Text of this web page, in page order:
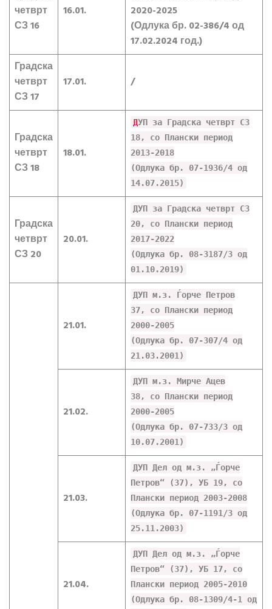
четврт
СЗ 16
16.01.
2020-2025
(Одлука бр. 02-386/4 од
17.02.2024 год.)
Градска
четврт
СЗ 17
17.01. /
Градска
четврт
СЗ 18
18.01.
ДУП за Градска четврт СЗ
18, со Плански период
2013-2018
(Одлука бр. 07-1936/4 од
14.07.2015)
Градска
четврт
СЗ 20
20.01.
ДУП за Градска четврт СЗ
20, со Плански период
2017-2022
(Одлука бр. 08-3187/3 од
01.10.2019)
21.01.
ДУП м.з. Ѓорче Петров
37, со Плански период
2000-2005
(Одлука бр. 07-307/4 од
21.03.2001)
21.02.
ДУП м.з. Мирче Ацев
38, со Плански период
2000-2005
(Одлука бр. 07-733/3 од
10.07.2001)
21.03.
ДУП Дел од м.з. „Ѓорче
Петров“ (37), УБ 19, со
Плански период 2003-2008
(Одлука бр. 07-1191/3 од
25.11.2003)
21.04.
ДУП Дел од м.з. „Ѓорче
Петров“ (37), УБ 17, со
Плански период 2005-2010
(Одлука бр. 08-1309/4-1 од